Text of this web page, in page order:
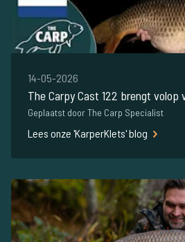
14-05-2026
The Carpy Cast 122 brengt volop
Geplaatst door The Carp Specialist
Lees onze 'KarperKlets' blog